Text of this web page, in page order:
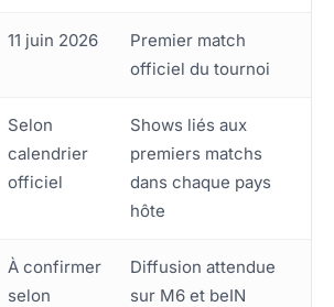
11 juin 2026
Premier match
officiel du tournoi
Selon
calendrier
officiel
Shows liés aux
premiers matchs
dans chaque pays
hôte
À confirmer
selon
Diffusion attendue
sur M6 et beIN